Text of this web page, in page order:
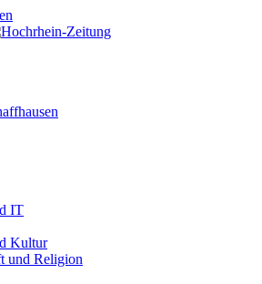
IT
Kultur
und Religion